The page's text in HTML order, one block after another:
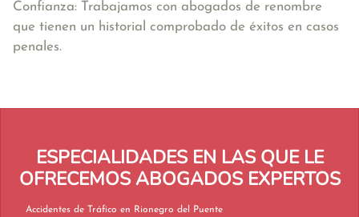
Confianza: Trabajamos con abogados de renombre
que tienen un historial comprobado de éxitos en casos
penales.
ESPECIALIDADES EN LAS QUE LE
OFRECEMOS ABOGADOS EXPERTOS
Accidentes de Tráfico en Rionegro del Puente